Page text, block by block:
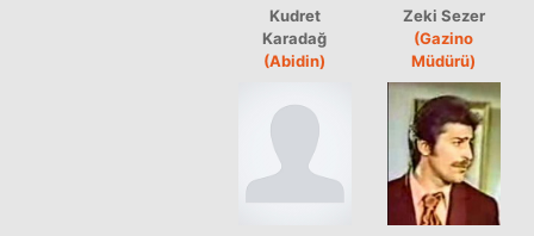
Kudret
Karadağ
(Abidin)
Zeki Sezer
(Gazino
Müdürü)